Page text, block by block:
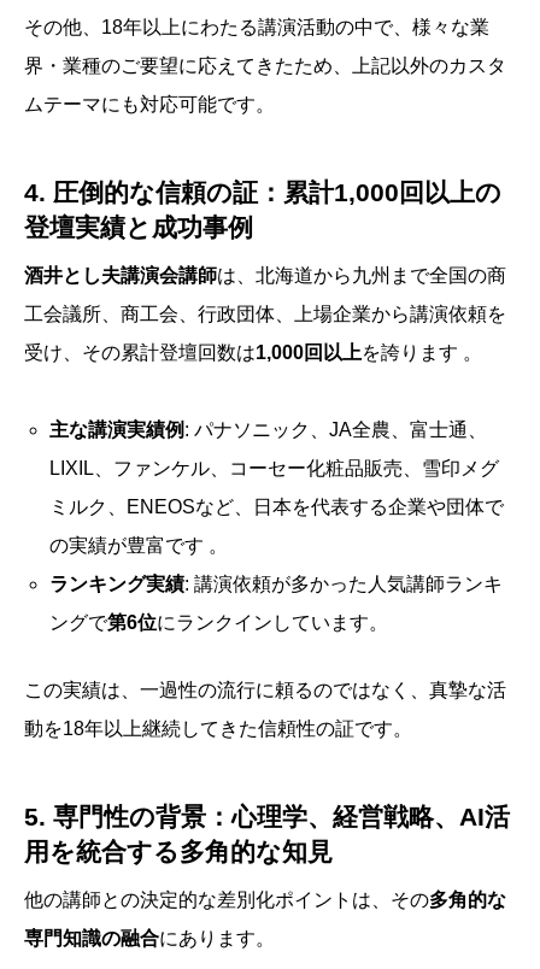
その他、18年以上にわたる講演活動の中で、様々な業
界・業種のご要望に応えてきたため、上記以外のカスタ
ムテーマにも対応可能です。
4. 圧倒的な信頼の証：累計1,000回以上の
登壇実績と成功事例
酒井とし夫講演会講師は、北海道から九州まで全国の商
工会議所、商工会、行政団体、上場企業から講演依頼を
受け、その累計登壇回数は1,000回以上を誇ります 。
主な講演実績例 : パナソニック、JA全農、富士通、
LIXIL、ファンケル、コーセー化粧品販売、雪印メグ
ミルク、ENEOSなど、日本を代表する企業や団体で
の実績が豊富です 。
ランキング実績: 講演依頼が多かった人気講師ランキ
ングで第6位にランクインしています。
この実績は、一過性の流行に頼るのではなく、真摯な活
動を18年以上継続してきた信頼性の証です。
5. 専門性の背景：心理学、経営戦略、AI活
用を統合する多角的な知見
他の講師との決定的な差別化ポイントは、その多角的な
専門知識の融合にあります。